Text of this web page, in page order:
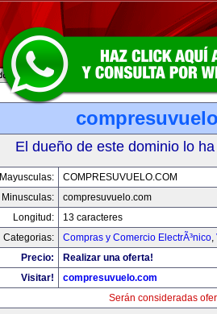
El dueño de este dominio lo
Mayusculas:
COMPRESUVUELO.COM
Minusculas:
compresuvuelo.com
Longitud:
13 caracteres
Categorias:
Compras y Comercio ElectrÃ³nico,
Precio:
Realizar una oferta!
Visitar!
compresuvuelo.com
Serán consideradas